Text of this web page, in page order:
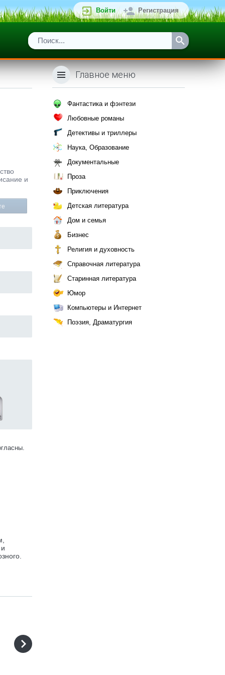
Войти Регистрация
и
Главное меню
Фантастика и фэнтези
Любовные романы
Детективы и триллеры
Наука, Образование
Документальные
Проза
Приключения
Детская литература
Дом и семья
Бизнес
Религия и духовность
Справочная литература
Старинная литература
Юмор
Компьютеры и Интернет
Поэзия, Драматургия